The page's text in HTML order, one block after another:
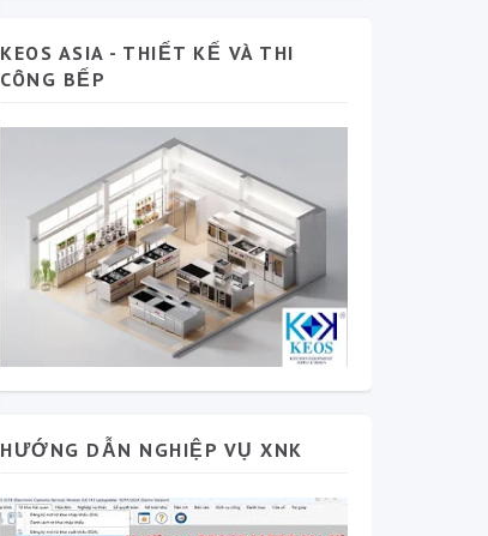
KEOS ASIA - THIẾT KẾ VÀ THI
CÔNG BẾP
HƯỚNG DẪN NGHIỆP VỤ XNK